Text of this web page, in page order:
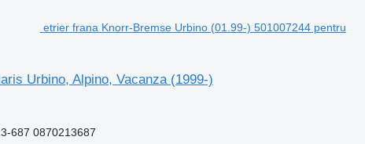
etrier frana Knorr-Bremse Urbino (01.99-) 501007244 pentru
Urbino, Alpino, Vacanza (1999-)
687 0870213687